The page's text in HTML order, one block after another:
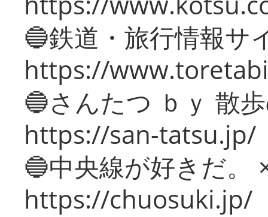
🔵鉄道・旅行情報サ
https://
🔵さんたつ ｂｙ 散
https://san-tatsu.jp/
🔵中央線が好きだ。
https://chuosuki.jp/